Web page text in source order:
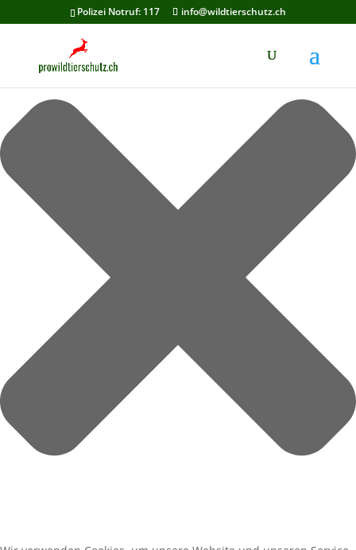
Cookie-Zustimmung verwalten
Polizei Notruf: 117 info@wildtierschutz.ch